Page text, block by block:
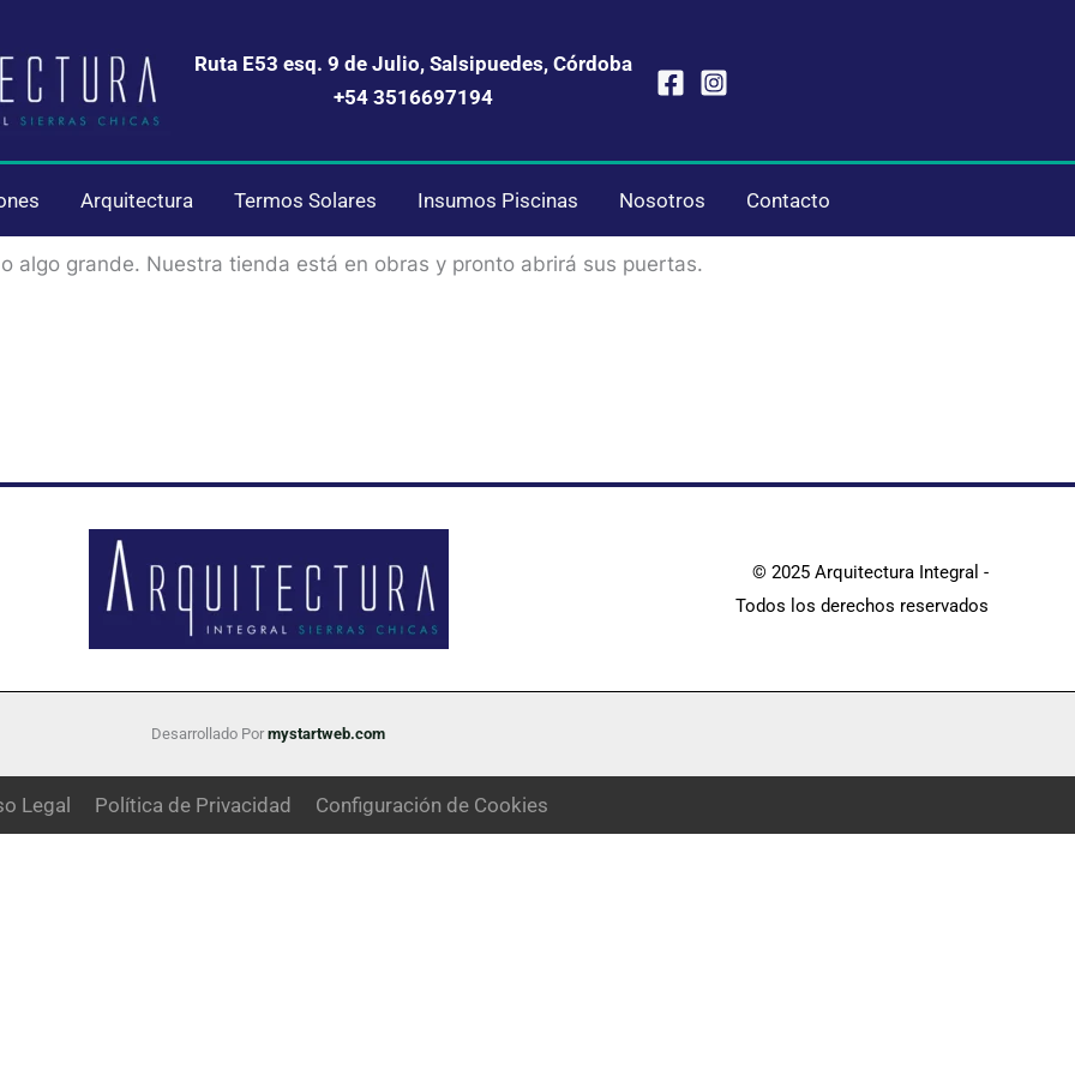
Ruta E53 esq. 9 de Julio, Salsipuedes, Córdoba
+54 3516697194
Arquitectura Termos Solares Insumos Piscinas Nosotros Contacto
algo grande. Nuestra tienda está en obras y pronto abrirá sus puertas.
© 2025 Arquitectura Integral -
Todos los derechos reservados
Desarrollado Por mystartweb.com
Legal Política de Privacidad Configuración de Cookies